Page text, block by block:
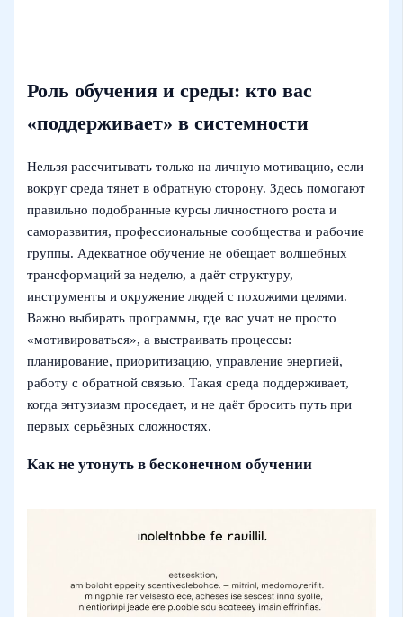
Роль обучения и среды: кто вас
«поддерживает» в системности
Нельзя рассчитывать только на личную мотивацию, если
вокруг среда тянет в обратную сторону. Здесь помогают
правильно подобранные курсы личностного роста и
саморазвития, профессиональные сообщества и рабочие
группы. Адекватное обучение не обещает волшебных
трансформаций за неделю, а даёт структуру,
инструменты и окружение людей с похожими целями.
Важно выбирать программы, где вас учат не просто
«мотивироваться», а выстраивать процессы:
планирование, приоритизацию, управление энергией,
работу с обратной связью. Такая среда поддерживает,
когда энтузиазм проседает, и не даёт бросить путь при
первых серьёзных сложностях.
Как не утонуть в бесконечном обучении